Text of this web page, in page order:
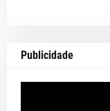
Publicidade